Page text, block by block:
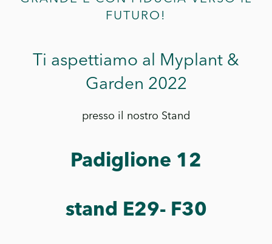
FUTURO!
Ti aspettiamo al Myplant &
Garden 2022
presso il nostro Stand
Padiglione 12
stand E29- F30